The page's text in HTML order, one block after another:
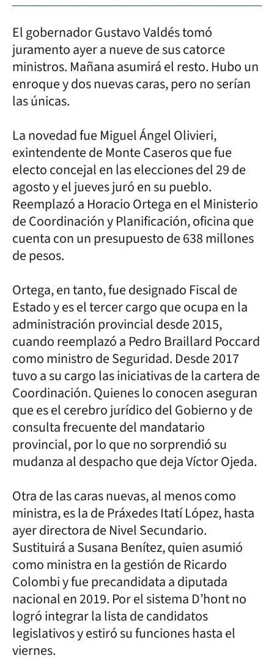
El gobernador Gustavo Valdés tomó
juramento ayer a nueve de sus catorce
ministros. Mañana asumirá el resto. Hubo un
enroque y dos nuevas caras, pero no serían
las únicas.
La novedad fue Miguel Ángel Olivieri,
exintendente de Monte Caseros que fue
electo concejal en las elecciones del 29 de
agosto y el jueves juró en su pueblo.
Reemplazó a Horacio Ortega en el Ministerio
de Coordinación y Planificación, oficina que
cuenta con un presupuesto de 638 millones
de pesos.
Ortega, en tanto, fue designado Fiscal de
Estado y es el tercer cargo que ocupa en la
administración provincial desde 2015,
cuando reemplazó a Pedro Braillard Poccard
como ministro de Seguridad. Desde 2017
tuvo a su cargo las iniciativas de la cartera de
Coordinación. Quienes lo conocen aseguran
que es el cerebro jurídico del Gobierno y de
consulta frecuente del mandatario
provincial, por lo que no sorprendió su
mudanza al despacho que deja Víctor Ojeda.
Otra de las caras nuevas, al menos como
ministra, es la de Práxedes Itatí López, hasta
ayer directora de Nivel Secundario.
Sustituirá a Susana Benítez, quien asumió
como ministra en la gestión de Ricardo
Colombi y fue precandidata a diputada
nacional en 2019. Por el sistema D’hont no
logró integrar la lista de candidatos
legislativos y estiró su funciones hasta el
viernes.